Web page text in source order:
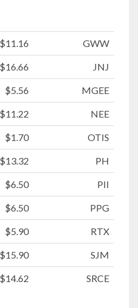
GWW
$11.16
JNJ
$16.66
MGEE
$5.56
NEE
$11.22
OTIS
$1.70
PH
$13.32
PII
$6.50
PPG
$6.50
RTX
$5.90
SJM
$15.90
SRCE
$14.62